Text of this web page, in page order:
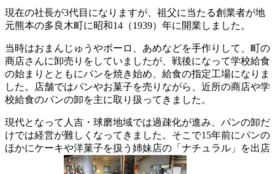
現在の社長が3代目になりますが、祖父に当たる創業者が地
元熊本の多良木町に昭和14（1939）年に開業しました。
当時はおまんじゅうやボーロ、あめなどを手作りして、町の
商店さんに卸売りをしていましたが、戦後になって学校給食
の始まりとともにパンを焼き始め、給食の指定工場になりま
した。店舗ではパンやお菓子を売りながら、近所の商店や学
校給食のパンの卸を主に取り扱ってきました。
現代となって人吉・球磨地域では過疎化が進み、パンの卸だ
けでは経営が難しくなってきました。そこで15年前にパンの
ほかにケーキや洋菓子を扱う姉妹店の「ナチュラル」を出店